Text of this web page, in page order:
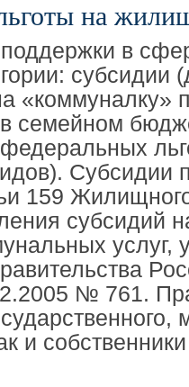
на
в
субсидии
«коммуналку»
семейном
Субсидии
159
субсидий
услуг,
№ 761.
и